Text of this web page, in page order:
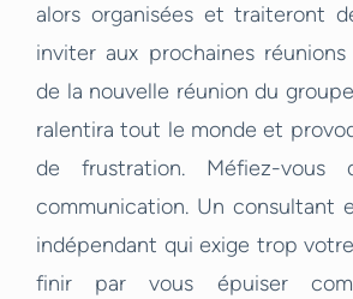
alors organisées et traiteront
inviter aux prochaines
de la nouvelle réunion du
ralentira tout le monde et
de frustration. Méfiez-vous
communication. Un consultant
indépendant qui exige trop
finir par vous épuiser